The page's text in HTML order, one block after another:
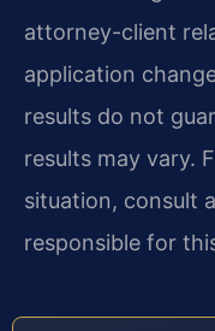
attorney-client
application
results do not
results may vary.
situation, consult
responsible for